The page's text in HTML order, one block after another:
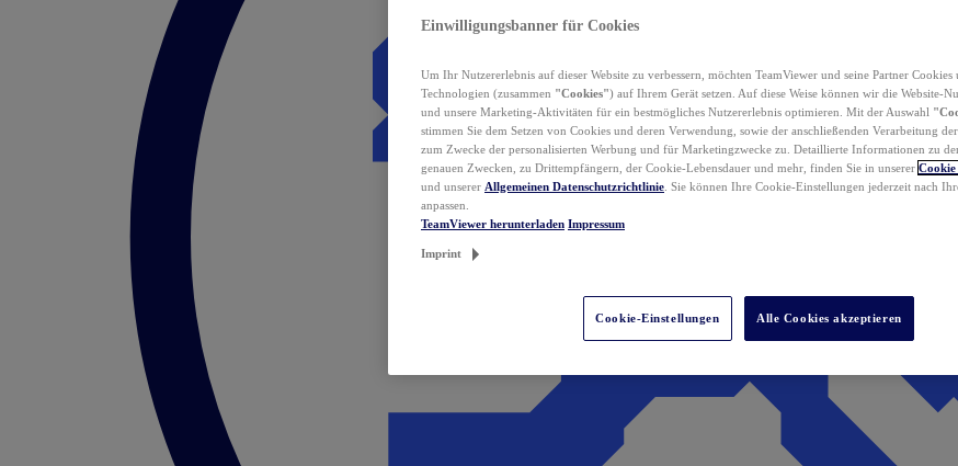
Einwilligungsbanner für Cookies
Um Ihr Nutzererlebnis auf dieser Website zu verbessern, möchten TeamViewer und seine Partner Cookies
Technologien (zusammen "Cookies") auf Ihrem Gerät setzen. Auf diese Weise können wir die Website-
und unsere Marketing-Aktivitäten für ein bestmögliches Nutzererlebnis optimieren. Mit der Auswahl
stimmen Sie dem Setzen von Cookies und deren Verwendung, sowie der anschließenden Verarbeitung
zum Zwecke der personalisierten Werbung und für Marketingzwecke zu. Detaillierte Informationen zu
genauen Zwecken, zu Drittempfängern, der Cookie-Lebensdauer und mehr, finden Sie in unserer
und unserer Allgemeinen Datenschutzrichtlinie . Sie können Ihre Cookie-Einstellungen jederzeit nach
anpassen.
TeamViewer herunterladen Impressum
Imprint
Cookie-Einstellungen Alle Cookies akzeptieren